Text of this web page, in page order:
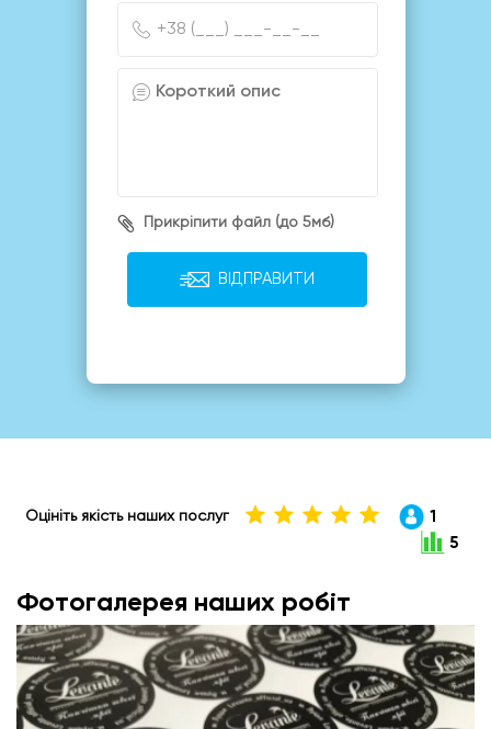
Прикріпити файл (до 5мб)
ВІДПРАВИТИ
Оцініть якість наших послуг
1
5
Фотогалерея наших робіт